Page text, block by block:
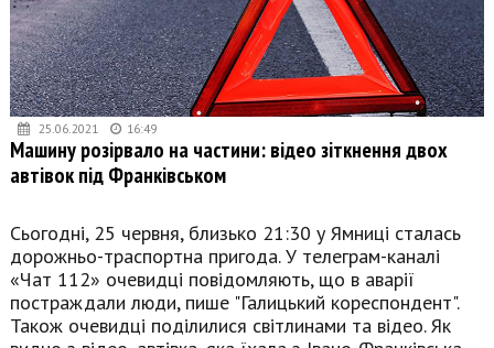
25.06.2021 16:49
Машину розірвало на частини: відео зіткнення двох
автівок під Франківськом
Сьогодні, 25 червня, близько 21:30 у Ямниці сталась
дорожньо-траспортна пригода. У телеграм-каналі
«Чат 112» очевидці повідомляють, що в аварії
постраждали люди, пише "Галицький кореспондент".
Також очевидці поділилися світлинами та відео. Як